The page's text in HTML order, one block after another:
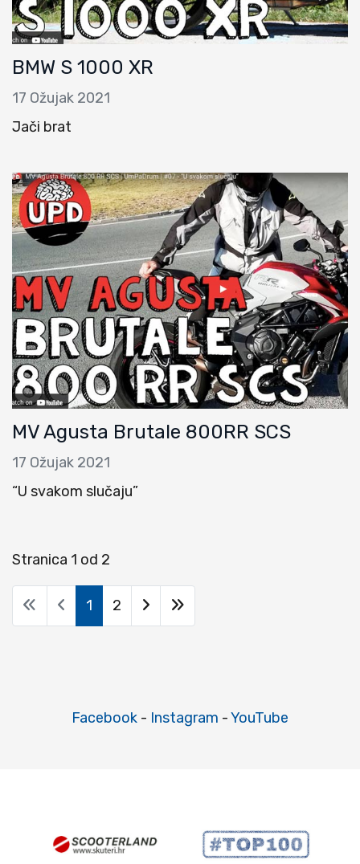
BMW S 1000 XR
17 Ožujak 2021
Jači brat
MV Agusta Brutale 800RR SCS
17 Ožujak 2021
“U svakom slučaju”
Stranica 1 od 2
1 2
Facebook - Instagram -YouTube